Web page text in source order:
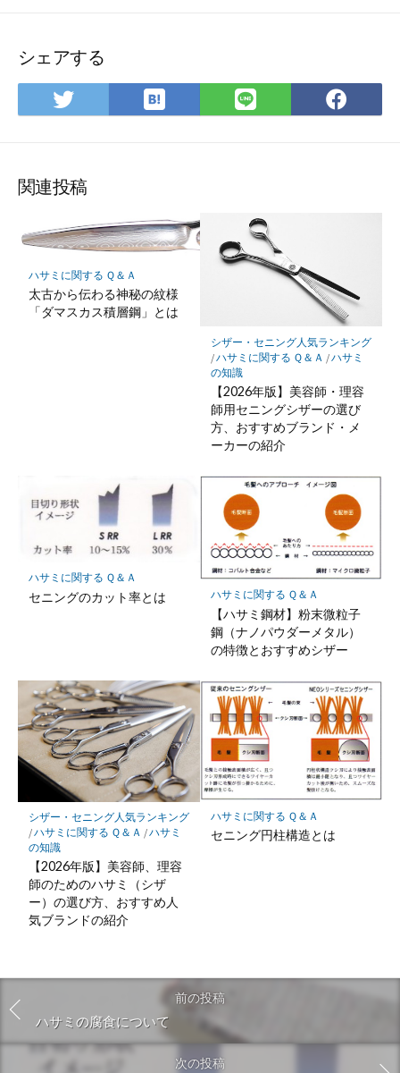
シェアする
Twitter
で
ア
は
て
マ
ー
に
保
LINE
で
で
関連投稿
ハサミに関する Ｑ＆Ａ
太古から伝わる神秘の紋様
「ダマスカス積層鋼」とは
シザー・セニング人気ランキング
/ハサミに関する Ｑ＆Ａ /ハサミ
の知識
【2026年版】美容師・理容
師用セニングシザーの選び
方、おすすめブランド・メ
ーカーの紹介
ハサミに関する Ｑ＆Ａ
セニングのカット率とは ハサミに関する Ｑ＆Ａ
【ハサミ鋼材】粉末微粒子
鋼（ナノパウダーメタル）
の特徴とおすすめシザー
シザー・セニング人気ランキング
/ハサミに関する Ｑ＆Ａ /ハサミ
の知識
【2026年版】美容師、理容
師のためのハサミ（シザ
ー）の選び方、おすすめ人
気ブランドの紹介
ハサミに関する Ｑ＆Ａ
セニング円柱構造とは
前の投稿
ハサミの腐食について
次の投稿